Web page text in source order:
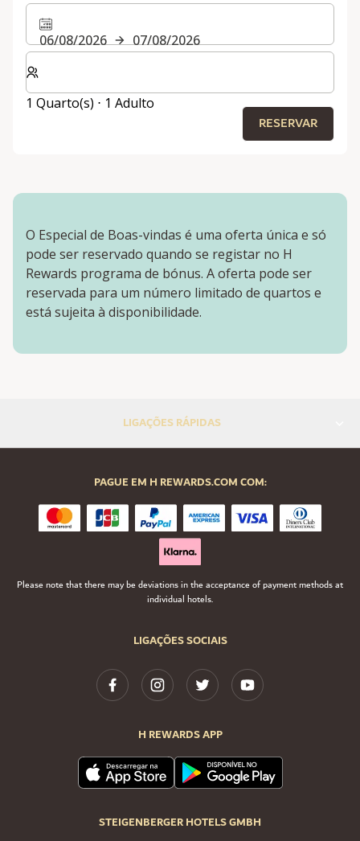
06/08/2026
07/08/2026
Selecionar o número de quartos e de hóspedes para a
1 Quarto(s) ⋅ 1 Adulto
RESERVAR
O Especial de Boas-vindas é uma oferta única e só
pode ser reservado quando se registar no H
Rewards programa de bónus. A oferta pode ser
reservada para um número limitado de quartos e
está sujeita à disponibilidade.
LIGAÇÕES RÁPIDAS
LIGAÇÕES SOCIAIS
H REWARDS APP
STEIGENBERGER HOTELS GMBH
PAGUE EM H REWARDS.COM COM:
Please note that there may be deviations in the acceptance of payment methods at
individual hotels.